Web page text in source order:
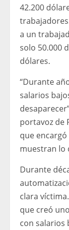
42.200
a un
solo 50.000
dólares.
“Durante
salarios
portavoz de
que
muestran lo
Durante
clara
que creó
con salarios